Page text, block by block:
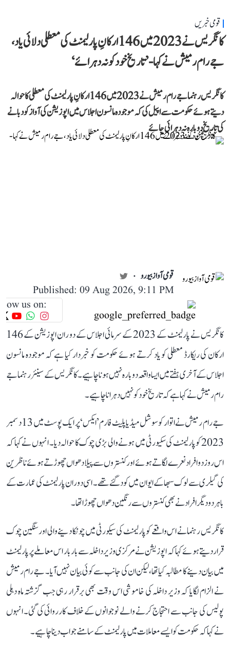
قومی خبریں
کانگریس نے 2023 میں 146 ارکانِ پارلیمنٹ کی معطلی دلائی یاد،
جے رام رمیش نے کہا- ’تاریخ خود کو نہ دہرائے‘
کانگریس رہنما جے رام رمیش نے 2023 میں 146 ارکانِ پارلیمنٹ کی معطلی کا حوالہ
دیتے ہوئے حکومت سے اپیل کی کہ موجودہ مانسون اجلاس میں اپوزیشن کی آواز کو دبانے
کی تاریخ دوبارہ نہ دہرائی جائے
قومی آواز بیورو
Published: 09 Aug 2026, 9:11 PM
us on:
کانگریس نے پارلیمنٹ کے 2023 کے سرمائی اجلاس کے دوران اپوزیشن کے 146
ارکان کی ریکارڈ معطلی کو یاد کرتے ہوئے حکومت کو خبردار کیا ہے کہ موجودہ مانسون
اجلاس کے آخری ہفتے میں ایسا واقعہ دوبارہ نہیں ہونا چاہیے۔ کانگریس کے سینئر رہنما جے
رام رمیش نے کہا ہے کہ تاریخ خود کو نہیں دہرانا چاہیے۔
جے رام رمیش نے اتوار کو سوشل میڈیا پلیٹ فارم ’ایکس‘ پر ایک پوسٹ میں 13 دسمبر
2023 کو پارلیمنٹ کی سکیورٹی میں ہونے والی بڑی چوک کا حوالہ دیا۔ انہوں نے کہا کہ
اس روز دو افراد نعرے لگاتے ہوئے اور کنستروں سے پیلا دھواں چھوڑتے ہوئے ناظرین
کی گیلری سے لوک سبھا کے ایوان میں کود گئے تھے۔ اسی دوران پارلیمنٹ کی عمارت کے
باہر دو دیگر افراد نے بھی کنستروں سے رنگین دھواں چھوڑا تھا۔
کانگریس رہنما نے اس واقعے کو پارلیمنٹ کی سیکورٹی میں چونکا دینے والی اور سنگین چوک
قرار دیتے ہوئے کہا کہ اپوزیشن نے مرکزی وزیر داخلہ سے بار بار اس معاملے پر پارلیمنٹ
میں بیان دینے کا مطالبہ کیا تھا، لیکن ان کی جانب سے کوئی بیان نہیں آیا۔ جے رام رمیش
نے الزام لگایا کہ وزیر داخلہ کی خاموشی اس وقت بھی برقرار رہی جب گزشتہ ماہ دہلی
پولیس کی جانب سے احتجاج کرنے والے نوجوانوں کے خلاف کارروائی کی گئی۔ انہوں
نے کہا کہ حکومت کو ایسے معاملات میں پارلیمنٹ کے سامنے جواب دینا چاہیے۔